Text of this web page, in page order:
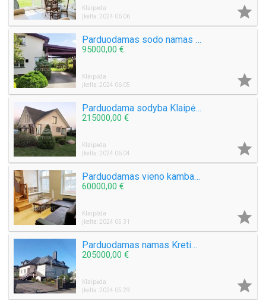
Klaipėda
Įkelta: 2024 06 06

Parduodamas sodo namas Gargžduose
95000,00 €
Klaipėda
Įkelta: 2024 06 05

Parduodama sodyba Klaipėdos raj., Rudaičių k.
215000,00 €
Klaipėda
Įkelta: 2024 06 04

Parduodamas vieno kambario butas Priestočio g.
60000,00 €
Klaipėda
Įkelta: 2024 05 31

Parduodamas namas Kretingos mieste
205000,00 €
Klaipėda
Įkelta: 2024 05 29
